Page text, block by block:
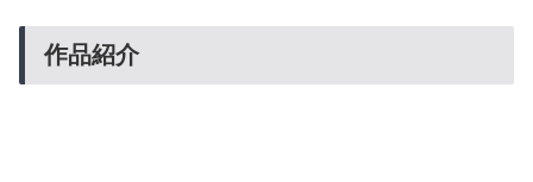
作品紹介